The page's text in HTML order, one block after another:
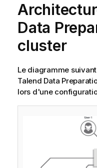
Data
cluster
Le diagramme
Talend Data
lors d'une